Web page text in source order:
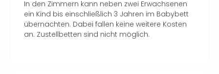
In den Zimmern kann neben zwei Erwachsenen
ein Kind bis einschließlich 3 Jahren im Babybett
übernachten. Dabei fallen keine weitere Kosten
an. Zustellbetten sind nicht möglich.